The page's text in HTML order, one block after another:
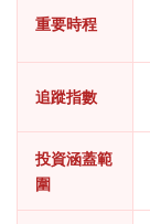
重要時程
追蹤指數
投資涵蓋範
圍